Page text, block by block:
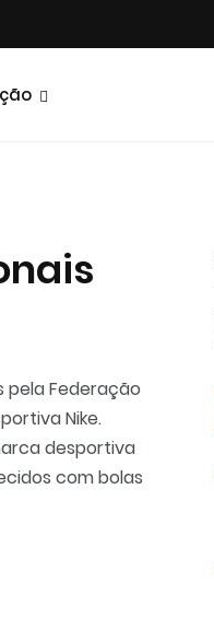
pela Federação
Nike.
desportiva
com bolas